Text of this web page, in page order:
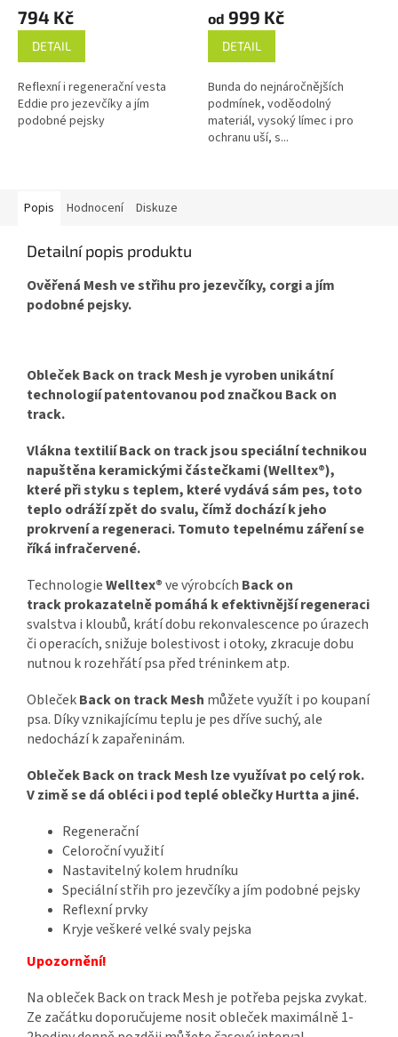
794 Kč
DETAIL
Reflexní i regenerační vesta
Eddie pro jezevčíky a jím
podobné pejsky
od 999 Kč
DETAIL
Bunda do nejnáročnějších
podmínek, voděodolný
materiál, vysoký límec i pro
ochranu uší, s...
Popis Hodnocení Diskuze
Detailní popis produktu
Ověřená Mesh ve střihu pro jezevčíky, corgi a jím
podobné pejsky.
Obleček Back on track Mesh je vyroben unikátní
technologií patentovanou pod značkou Back on
track.
Vlákna textilií Back on track jsou speciální technikou
napuštěna keramickými částečkami (Welltex®),
které při styku s teplem, které vydává sám pes, toto
teplo odráží zpět do svalu, čímž dochází k jeho
prokrvení a regeneraci. Tomuto tepelnému záření se
říká infračervené.
TechnologieWelltex®ve výrobcích Back on
track prokazatelně pomáhá k efektivnější regeneraci
svalstva i kloubů, krátí dobu rekonvalescence po úrazech
či operacích, snižuje bolestivost i otoky, zkracuje dobu
nutnou k rozehřátí psa před tréninkem atp.
OblečekBack on track Mesh můžete využít i po koupaní
psa. Díky vznikajícímu teplu je pes dříve suchý, ale
nedochází k zapařeninám.
Obleček Back on track Mesh lze využívat po celý rok.
V zimě se dá obléci i pod teplé oblečky Hurtta a jiné.
Regenerační
Celoroční využití
Nastavitelný kolem hrudníku
Speciální střih pro jezevčíky a jím podobné pejsky
Reflexní prvky
Kryje veškeré velké svaly pejska
Upozornění!
Na obleček Back on track Mesh je potřeba pejska zvykat.
Ze začátku doporučujeme nosit obleček maximálně 1-